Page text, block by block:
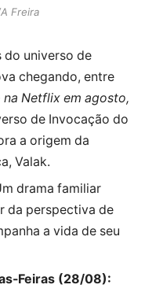
Freira
do universo de
chegando, entre
Netflix em agosto,
de Invocação do
a origem da
Valak.
drama familiar
da perspectiva de
a vida de seu
Feiras (28/08):